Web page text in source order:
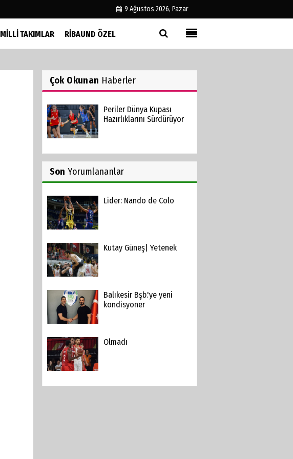
9 Ağustos 2026, Pazar
MILLI TAKIMLAR RIBAUND ÖZEL
İletişim
Çerez Politikası
Gizlilik İlkeleri
Çok Okunan Haberler
Periler Dünya Kupası
Hazırlıklarını Sürdürüyor
Son Yorumlananlar
Lider: Nando de Colo
Kutay Güneş| Yetenek
Balıkesir Bşb.'ye yeni
kondisyoner
Olmadı